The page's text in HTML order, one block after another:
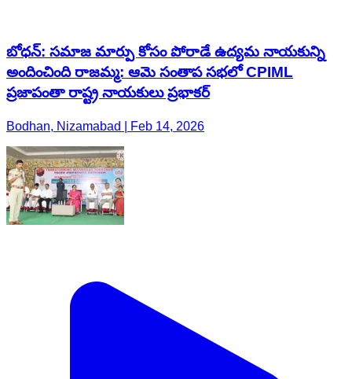
బోధన్: సమాజ మార్పు కోసం పోరాడే ఉద్యమ నాయకున్ని
అందించింది రాజమ్మ: ఆమె సంతాప సభలో CPIML
ప్రజాపంతా రాష్ట్ర నాయకులు ప్రభాకర్
Bodhan, Nizamabad | Feb 14, 2026